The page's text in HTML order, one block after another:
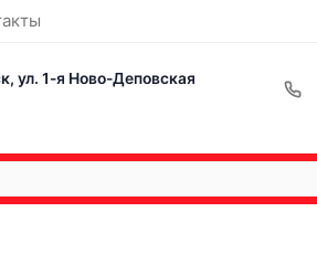
ул. 1-я Ново-Деповская